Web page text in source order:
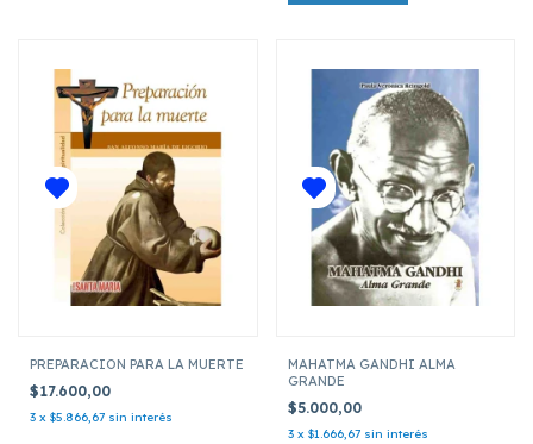
PREPARACION PARA LA MUERTE
$17.600,00
3 x $5.866,67 sin interés
MAHATMA GANDHI ALMA
GRANDE
$5.000,00
3 x $1.666,67 sin interés